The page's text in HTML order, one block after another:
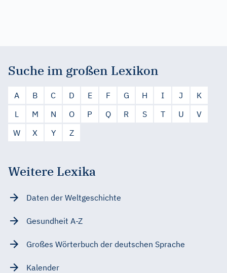
Suche im großen Lexikon
A B C D E F G H I J
K
L
M N O P Q R S T U
V
W
X Y Z
Weitere Lexika
Daten der Weltgeschichte
Gesundheit A-Z
Großes Wörterbuch der deutschen Sprache
Kalender